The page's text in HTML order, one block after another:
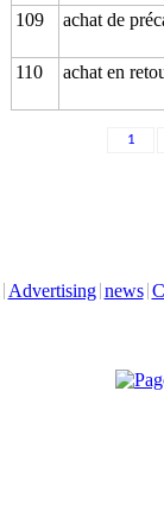
109 achat de
110 achat en
1
Advertising news